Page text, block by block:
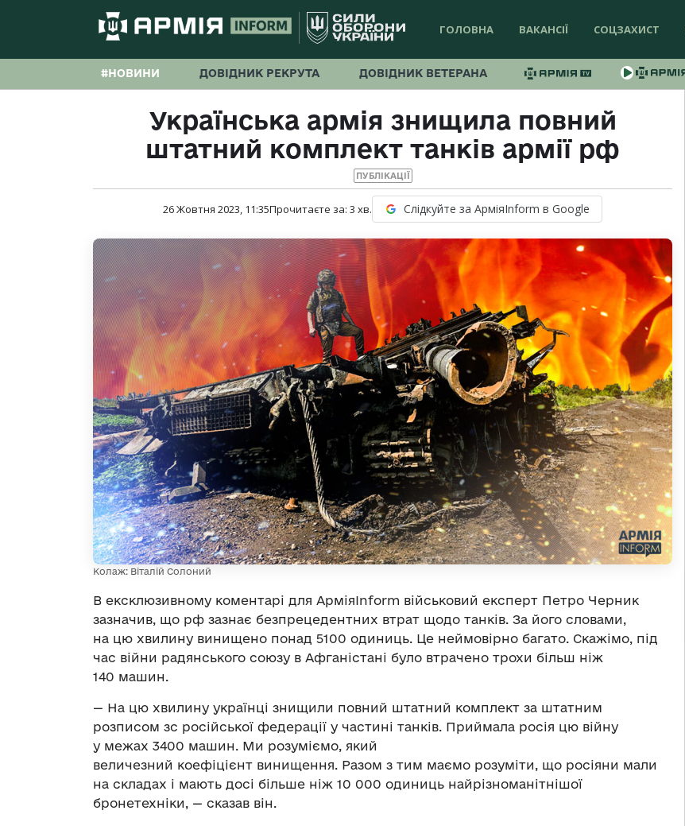
ГОЛОВНА ВАКАНСІЇ СОЦЗАХИСТ
#НОВИНИ ДОВІДНИК РЕКРУТА ДОВІДНИК ВЕТЕРАНА
Українська армія знищила повний
штатний комплект танків армії рф
ПУБЛІКАЦІЇ
26 Жовтня 2023, 11:35Прочитаєте за: 3 хв. Слідкуйте за АрміяInform в Google
Колаж: Віталій Солоний
В ексклюзивному коментарі для АрміяInform військовий експерт Петро Черник
зазначив, що рф зазнає безпрецедентних втрат щодо танків. За його словами,
на цю хвилину винищено понад 5100 одиниць. Це неймовірно багато. Скажімо, під
час війни радянського союзу в Афганістані було втрачено трохи більш ніж
140 машин.
— На цю хвилину українці знищили повний штатний комплект за штатним
розписом зс російської федерації у частині танків. Приймала росія цю війну
у межах 3400 машин. Ми розуміємо, який
величезний коефіцієнт винищення. Разом з тим маємо розуміти, що росіяни мали
на складах і мають досі більше ніж 10 000 одиниць найрізноманітнішої
бронетехніки, — сказав він.